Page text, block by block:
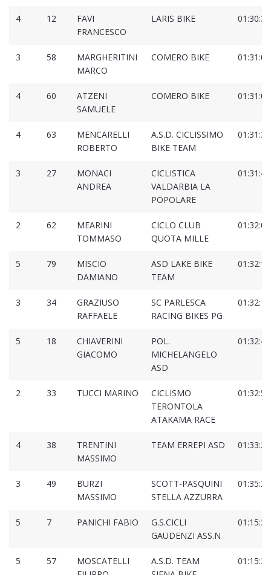
4 12
FAVI
FRANCESCO
LARIS BIKE
3 58
MARGHERITINI
MARCO
COMERO BIKE
4 60
ATZENI
SAMUELE
COMERO BIKE
4 63
MENCARELLI
ROBERTO
A.S.D. CICLISSIMO
BIKE TEAM
3 27
MONACI
ANDREA
CICLISTICA
VALDARBIA LA
POPOLARE
2 62
MEARINI
TOMMASO
CICLO CLUB
QUOTA MILLE
5 79
MISCIO
DAMIANO
ASD LAKE BIKE
TEAM
3 34
GRAZIUSO
RAFFAELE
SC PARLESCA
RACING BIKES PG
5 18
CHIAVERINI
GIACOMO
POL.
MICHELANGELO
ASD
2 33 TUCCI MARINO
CICLISMO
TERONTOLA
ATAKAMA RACE
4 38
TRENTINI
MASSIMO
TEAM ERREPI ASD
3 49
BURZI
MASSIMO
SCOTT-PASQUINI
STELLA AZZURRA
5 7 PANICHI FABIO
G.S.CICLI
GAUDENZI ASS.N
5 57
MOSCATELLI
A.S.D. TEAM